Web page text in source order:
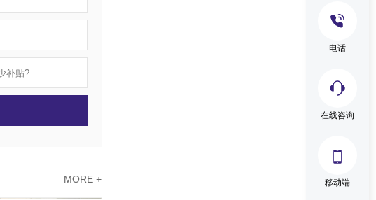
MORE +
电话
在线咨询

移动端